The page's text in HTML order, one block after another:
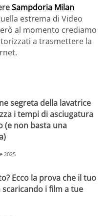
Sampdoria Milan
estrema di Video
al momento crediamo
a trasmettere la
segreta della lavatrice
i tempi di asciugatura
(e non basta una
2025
Ecco la prova che il tuo
scaricando i film a tue